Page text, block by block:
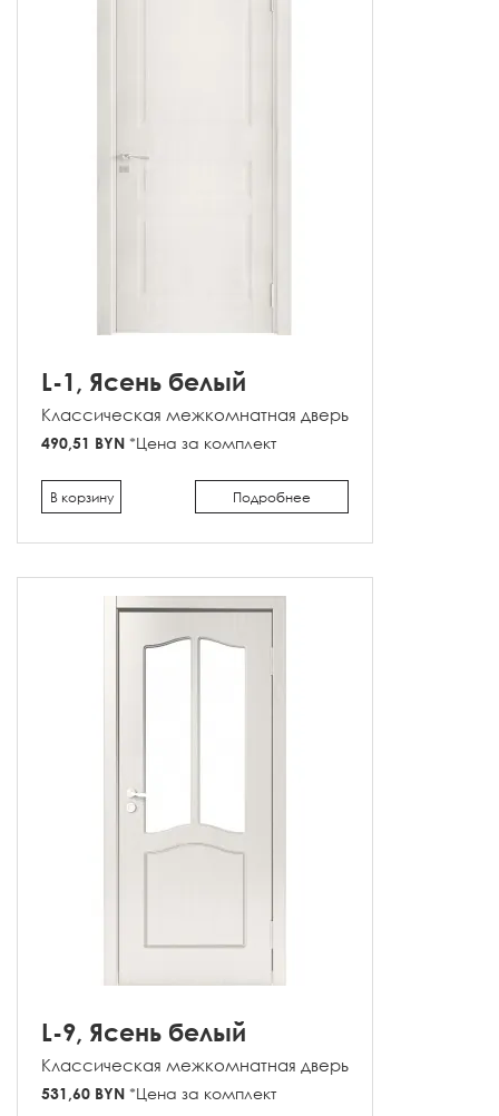
L-1, Ясень белый
Классическая межкомнатная дверь
490,51 BYN *Цена за комплект
Подробнее
В корзину
L-9, Ясень белый
Классическая межкомнатная дверь
531,60 BYN *Цена за комплект